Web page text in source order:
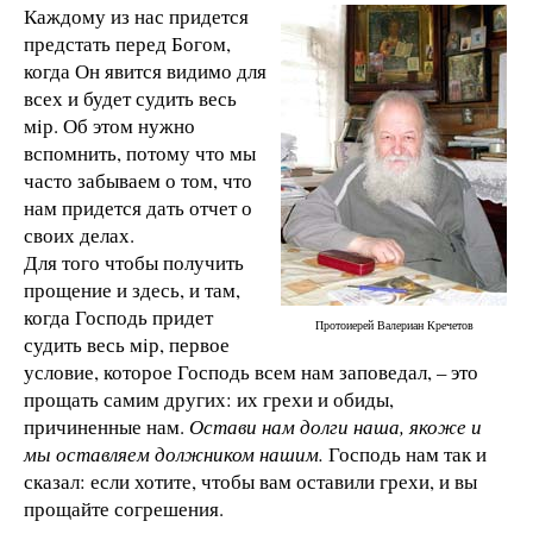
Протоиерей Валериан Кречетов
Каждому из нас придется
предстать перед Богом,
когда Он явится видимо для
всех и будет судить весь
мiр. Об этом нужно
вспомнить, потому что мы
часто забываем о том, что
нам придется дать отчет о
своих делах.
Для того чтобы получить
прощение и здесь, и там,
когда Господь придет
судить весь мiр, первое
условие, которое Господь всем нам заповедал, – это
прощать самим других: их грехи и обиды,
причиненные нам. Остави нам долги наша, якоже и
мы оставляем должником нашим. Господь нам так и
сказал: если хотите, чтобы вам оставили грехи, и вы
прощайте согрешения.